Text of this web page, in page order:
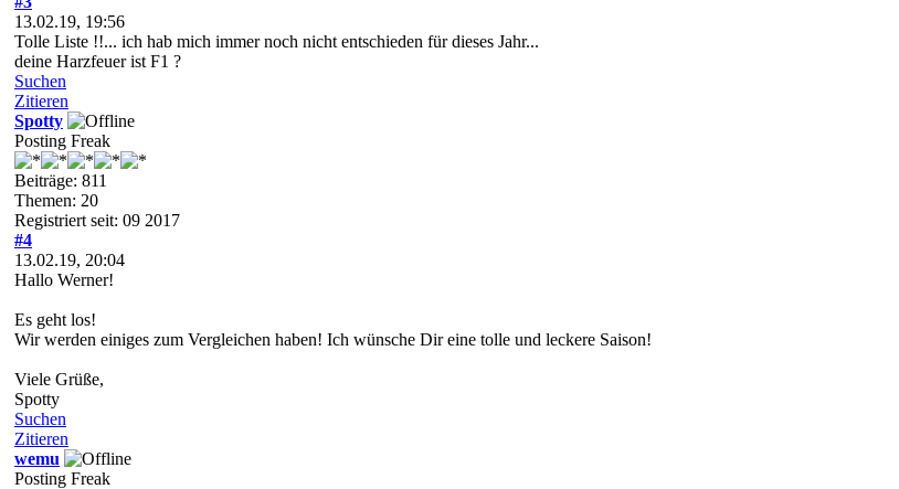
13.02.19, 19:56
Tolle Liste !!... ich hab mich immer noch nicht entschieden für dieses Jahr...
deine Harzfeuer ist F1 ?
Suchen
Zitieren
Spotty
Posting Freak
Beiträge: 811
Themen: 20
Registriert seit: 09 2017
#4
13.02.19, 20:04
Hallo Werner!
Es geht los!
Wir werden einiges zum Vergleichen haben! Ich wünsche Dir eine tolle und leckere Saison!
Viele Grüße,
Spotty
Suchen
Zitieren
wemu
Posting Freak